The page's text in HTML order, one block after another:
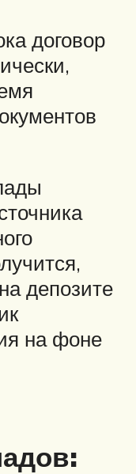
договор
депозите
на фоне